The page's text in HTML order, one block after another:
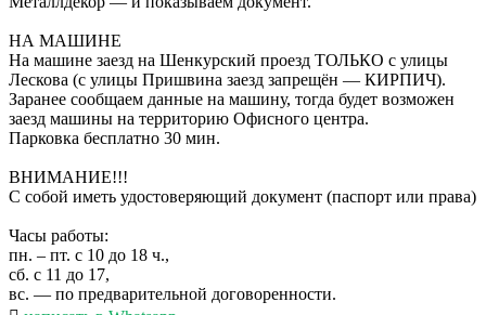
НА МАШИНЕ
На машине заезд на Шенкурский проезд ТОЛЬКО с улицы
Лескова (с улицы Пришвина заезд запрещён — КИРПИЧ).
Заранее сообщаем данные на машину, тогда будет возможен
заезд машины на территорию Офисного центра.
Парковка бесплатно 30 мин.
ВНИМАНИЕ!!!
С собой иметь удостоверяющий документ (паспорт или права)
Часы работы:
пн. – пт. с 10 до 18 ч.,
сб. с 11 до 17,
вс. — по предварительной договоренности.